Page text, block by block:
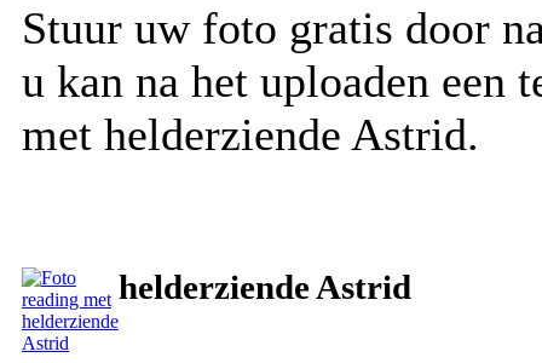
Stuur uw foto gratis door
u kan na het uploaden een
met helderziende Astrid.
helderziende Astrid